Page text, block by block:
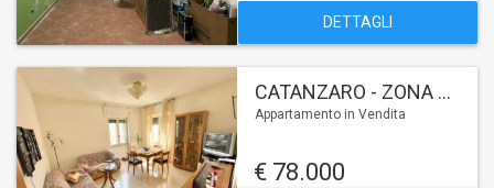
DETTAGLI
CATANZARO - ZONA STADIO
Appartamento in Vendita
€ 78.000